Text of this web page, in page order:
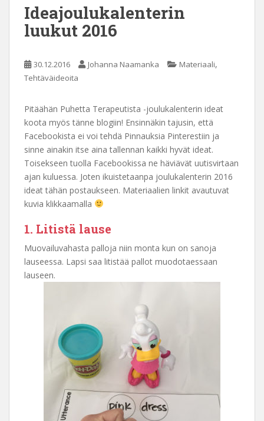
Ideajoulukalenterin
luukut 2016
30.12.2016 Johanna Naamanka Materiaali,
Tehtäväideoita
Pitäähän Puhetta Terapeutista -joulukalenterin ideat
koota myös tänne blogiin! Ensinnäkin tajusin, että
Facebookista ei voi tehdä Pinnauksia Pinterestiin ja
sinne ainakin itse aina tallennan kaikki hyvät ideat.
Toisekseen tuolla Facebookissa ne häviävät uutisvirtaan
ajan kuluessa. Joten ikuistetaanpa joulukalenterin 2016
ideat tähän postaukseen. Materiaalien linkit avautuvat
kuvia klikkaamalla
1. Litistä lause
Muovailuvahasta palloja niin monta kun on sanoja
lauseessa. Lapsi saa litistää pallot muodotaessaan
lauseen.